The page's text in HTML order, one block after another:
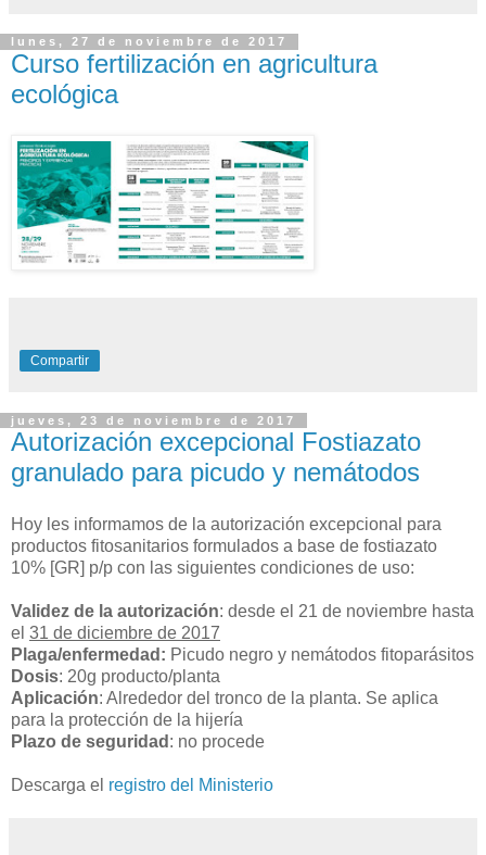
lunes, 27 de noviembre de 2017
Curso fertilización en agricultura
ecológica
Compartir
jueves, 23 de noviembre de 2017
Autorización excepcional Fostiazato
granulado para picudo y nemátodos
Hoy les informamos de la autorización excepcional para
productos fitosanitarios formulados a base de fostiazato
10% [GR] p/p con las siguientes condiciones de uso:
Validez de la autorización: desde el 21 de noviembre hasta
el 31 de diciembre de 2017
Plaga/enfermedad: Picudo negro y nemátodos fitoparásitos
Dosis: 20g producto/planta
Aplicación: Alrededor del tronco de la planta. Se aplica
para la protección de la hijería
Plazo de seguridad : no procede
Descarga el registro del Ministerio